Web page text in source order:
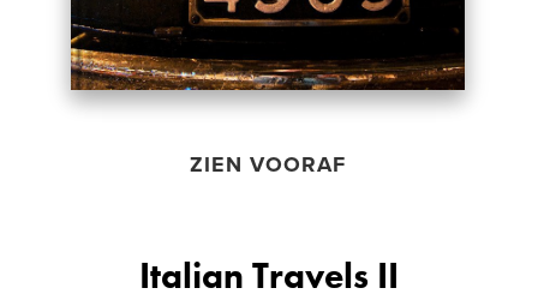
ZIEN VOORAF
Italian Travels II